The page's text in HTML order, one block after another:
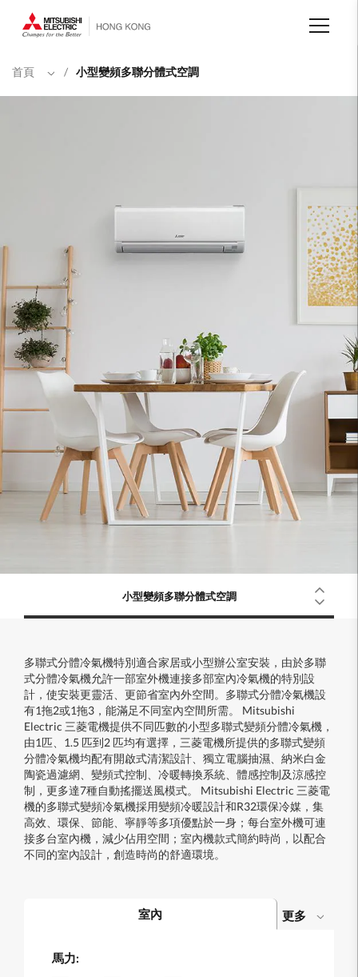
首頁 / 小型變頻多聯分體式空調
小型變頻多聯分體式空調
多聯式分體冷氣機特別適合家居或小型辦公室安裝，由於多聯
式分體冷氣機允許一部室外機連接多部室內冷氣機的特別設
計，使安裝更靈活、更節省室內外空間。多聯式分體冷氣機設
有1拖2或1拖3，能滿足不同室內空間所需。 Mitsubishi
Electric 三菱電機提供不同匹數的小型多聯式變頻分體冷氣機，
由1匹、1.5 匹到2 匹均有選擇，三菱電機所提供的多聯式變頻
分體冷氣機均配有開啟式清潔設計、獨立電腦抽濕、納米白金
陶瓷過濾網、變頻式控制、冷暖轉換系統、體感控制及涼感控
制，更多達7種自動搖擺送風模式。 Mitsubishi Electric 三菱電
機的多聯式變頻冷氣機採用變頻冷暖設計和R32環保冷媒，集
高效、環保、節能、寧靜等多項優點於一身；每台室外機可連
接多台室內機，減少佔用空間；室內機款式簡約時尚，以配合
不同的室內設計，創造時尚的舒適環境。
更多
室內
馬力: